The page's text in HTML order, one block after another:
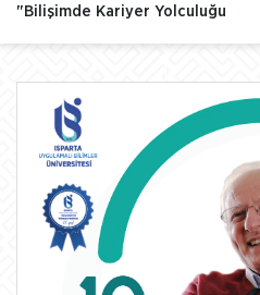
"Bilişimde Kariyer Yolculuğu